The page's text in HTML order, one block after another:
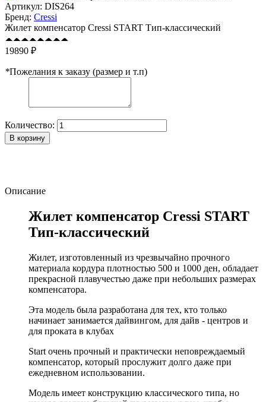
Артикул: DIS264
Бренд: Cressi
Жилет компенсатор Cressi START Тип-классический
19890 ₽
*Пожелания к заказу (размер и т.п)
Количество:
В корзину
Описание
Жилет компенсатор Cressi START
Тип-классический
Жилет, изготовленный из чрезвычайно прочного
материала кордура плотностью 500 и 1000 ден, обладает
прекрасной плавучестью даже при небольших размерах
компенсатора.
Эта модель была разработана для тех, кто только
начинает занимается дайвингом, для дайв - центров и
для проката в клубах
Start очень прочный и практически неповреждаемый
компенсатор, который прослужит долго даже при
ежедневном использовании.
Модель имеет конструкцию классического типа, но